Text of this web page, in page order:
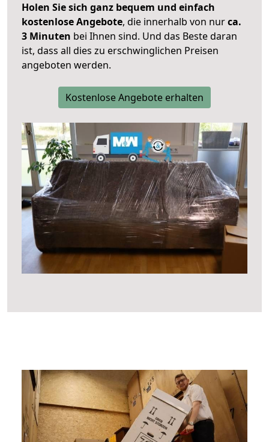
Holen Sie sich ganz bequem und einfach
kostenlose Angebote, die innerhalb von nurca.
3 Minuten bei Ihnen sind. Und das Beste daran
ist, dass all dies zu erschwinglichen Preisen
angeboten werden.
Kostenlose Angebote erhalten